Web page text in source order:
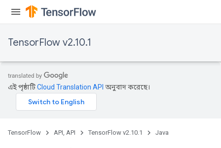
TensorFlow v2.10.1
এই পৃষ্ঠাটিCloud Translation API অনুবাদ করেছে।
TensorFlow API, API TensorFlow v2.10.1 Java